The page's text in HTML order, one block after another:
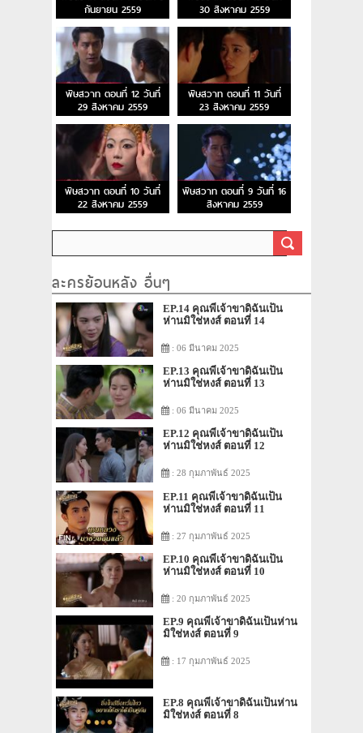
กันยายน 2559
30 สิงหาคม 2559
พิษสวาท ตอนที่ 12 วันที่
29 สิงหาคม 2559
พิษสวาท ตอนที่ 11 วันที่
23 สิงหาคม 2559
พิษสวาท ตอนที่ 10 วันที่
22 สิงหาคม 2559
พิษสวาท ตอนที่ 9 วันที่ 16
สิงหาคม 2559
ละครย้อนหลัง อื่นๆ
EP.14 คุณพี่เจ้าขาดิฉันเป็น
ห่านมิใช่หงส์ ตอนที่ 14
: 06 มีนาคม 2025
EP.13 คุณพี่เจ้าขาดิฉันเป็น
ห่านมิใช่หงส์ ตอนที่ 13
: 06 มีนาคม 2025
EP.12 คุณพี่เจ้าขาดิฉันเป็น
ห่านมิใช่หงส์ ตอนที่ 12
: 28 กุมภาพันธ์ 2025
EP.11 คุณพี่เจ้าขาดิฉันเป็น
ห่านมิใช่หงส์ ตอนที่ 11
: 27 กุมภาพันธ์ 2025
EP.10 คุณพี่เจ้าขาดิฉันเป็น
ห่านมิใช่หงส์ ตอนที่ 10
: 20 กุมภาพันธ์ 2025
EP.9 คุณพี่เจ้าขาดิฉันเป็นห่าน
มิใช่หงส์ ตอนที่ 9
: 17 กุมภาพันธ์ 2025
EP.8 คุณพี่เจ้าขาดิฉันเป็นห่าน
มิใช่หงส์ ตอนที่ 8